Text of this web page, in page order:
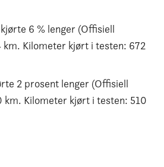
6 % lenger (Offisiell
km. Kilometer kjørt i testen: 672
2 prosent lenger (Offisiell
km. Kilometer kjørt i testen: 510